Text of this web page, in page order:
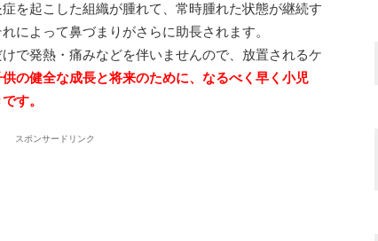
を起こした組織が腫れて、常時腫れた状態が継続す
によって鼻づまりがさらに助長されます。
で発熱・痛みなどを伴いませんので、放置されるケ
供の健全な成長と将来のために、なるべく早く小児
す。
スポンサードリンク